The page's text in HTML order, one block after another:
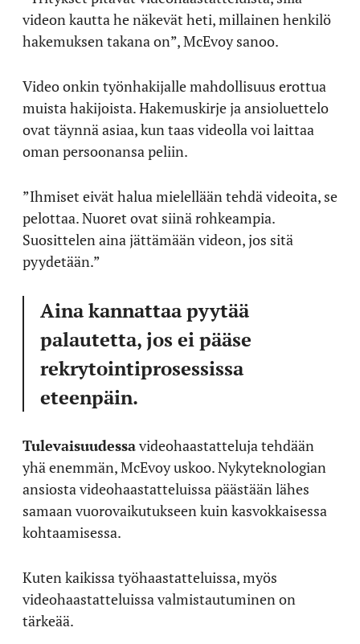
videon kautta he näkevät heti, millainen henkilö
hakemuksen takana on”, McEvoy sanoo.
Video onkin työnhakijalle mahdollisuus erottua
muista hakijoista. Hakemuskirje ja ansioluettelo
ovat täynnä asiaa, kun taas videolla voi laittaa
oman persoonansa peliin.
”Ihmiset eivät halua mielellään tehdä videoita, se
pelottaa. Nuoret ovat siinä rohkeampia.
Suosittelen aina jättämään videon, jos sitä
pyydetään.”
Aina kannattaa pyytää
palautetta, jos ei pääse
rekrytointiprosessissa
eteenpäin.
Tulevaisuudessavideohaastatteluja tehdään
yhä enemmän, McEvoy uskoo. Nykyteknologian
ansiosta videohaastatteluissa päästään lähes
samaan vuorovaikutukseen kuin kasvokkaisessa
kohtaamisessa.
Kuten kaikissa työhaastatteluissa, myös
videohaastatteluissa valmistautuminen on
tärkeää.